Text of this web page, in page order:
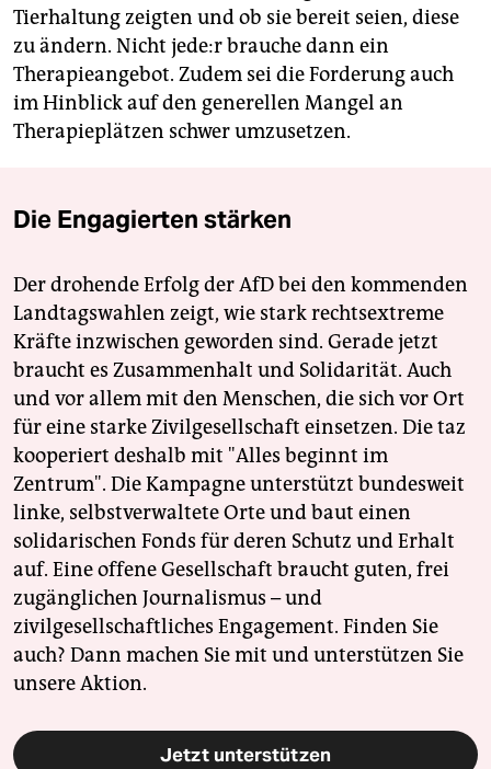
Tierhaltung zeigten und ob sie bereit seien, diese
zu ändern. Nicht je­de:r brauche dann ein
Therapieangebot. Zudem sei die Forderung auch
im Hinblick auf den generellen Mangel an
Therapieplätzen schwer umzusetzen.
Die Engagierten stärken
Der drohende Erfolg der AfD bei den kommenden
Landtagswahlen zeigt, wie stark rechtsextreme
Kräfte inzwischen geworden sind. Gerade jetzt
braucht es Zusammenhalt und Solidarität. Auch
und vor allem mit den Menschen, die sich vor Ort
für eine starke Zivilgesellschaft einsetzen. Die taz
kooperiert deshalb mit "Alles beginnt im
Zentrum". Die Kampagne unterstützt bundesweit
linke, selbstverwaltete Orte und baut einen
solidarischen Fonds für deren Schutz und Erhalt
auf. Eine offene Gesellschaft braucht guten, frei
zugänglichen Journalismus – und
zivilgesellschaftliches Engagement. Finden Sie
auch? Dann machen Sie mit und unterstützen Sie
unsere Aktion.
Jetzt unterstützen